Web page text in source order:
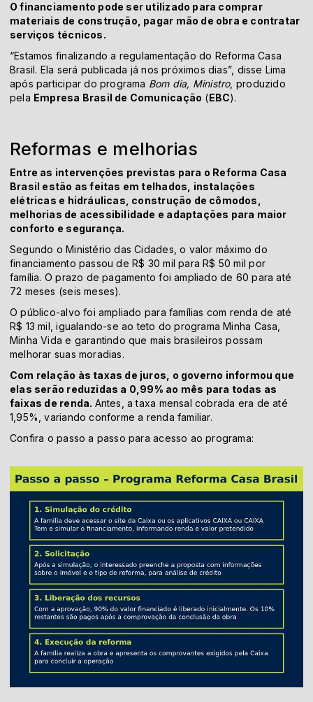
O financiamento pode ser utilizado para comprar
materiais de construção, pagar mão de obra e contratar
serviços técnicos.
“Estamos finalizando a regulamentação do Reforma Casa
Brasil. Ela será publicada já nos próximos dias”, disse Lima
após participar do programa Bom dia, Ministro, produzido
pela Empresa Brasil de Comunicação (EBC).
Reformas e melhorias
Entre as intervenções previstas para o Reforma Casa
Brasil estão as feitas em telhados, instalações
elétricas e hidráulicas, construção de cômodos,
melhorias de acessibilidade e adaptações para maior
conforto e segurança.
Segundo o Ministério das Cidades, o valor máximo do
financiamento passou de R$ 30 mil para R$ 50 mil por
família. O prazo de pagamento foi ampliado de 60 para até
72 meses (seis meses).
O público-alvo foi ampliado para famílias com renda de até
R$ 13 mil, igualando-se ao teto do programa Minha Casa,
Minha Vida e garantindo que mais brasileiros possam
melhorar suas moradias.
Com relação às taxas de juros, o governo informou que
elas serão reduzidas a 0,99% ao mês para todas as
faixas de renda. Antes, a taxa mensal cobrada era de até
1,95%, variando conforme a renda familiar.
Confira o passo a passo para acesso ao programa: